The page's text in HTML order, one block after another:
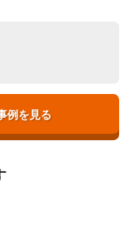
例を見る